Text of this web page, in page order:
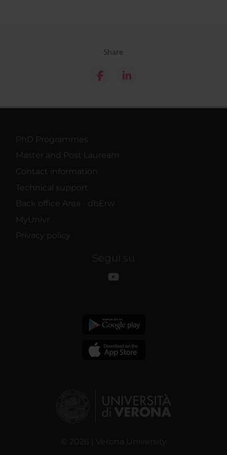
Share
PhD Programmes
Master and Post Lauream
Contact information
Technical support
Back office Area - dbErw
MyUnivr
Privacy policy
Segui su
© 2026 | Verona University